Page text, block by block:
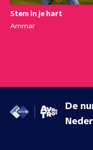
Stem in je hart
Ammar
De